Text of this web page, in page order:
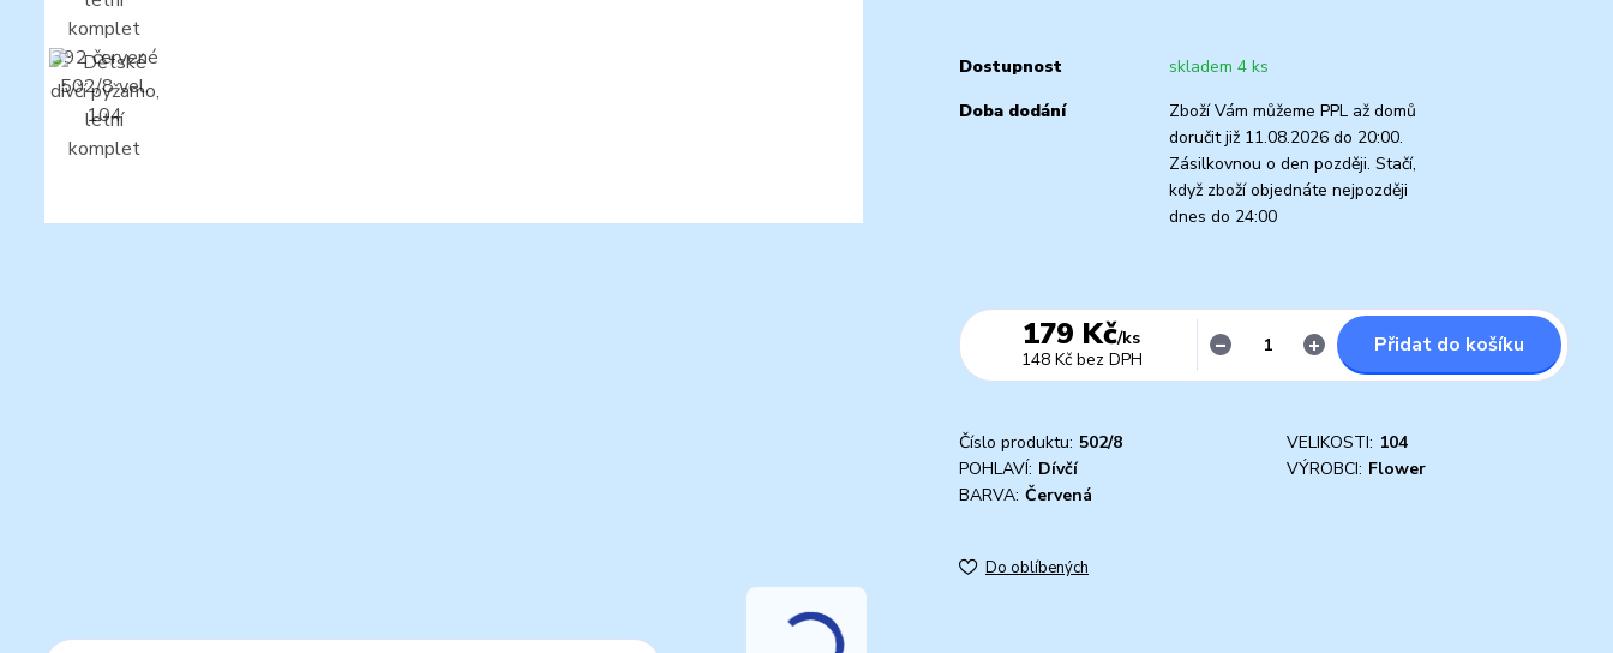
Dostupnost
skladem 4 ks
Doba dodání
Zboží Vám můžeme PPL až domů
doručit již 11.08.2026 do 20:00.
Zásilkovnou o den později. Stačí,
když zboží objednáte nejpozději
dnes do 24:00
179 Kč/ks
148 Kč bez DPH
Přidat do košíku
Číslo produktu: 502/8 VELIKOSTI: 104
POHLAVÍ: Dívčí VÝROBCI: Flower
BARVA: Červená
Do oblíbených